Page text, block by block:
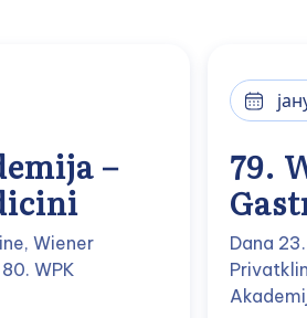
–
Wiener
WPK
79.
Dana